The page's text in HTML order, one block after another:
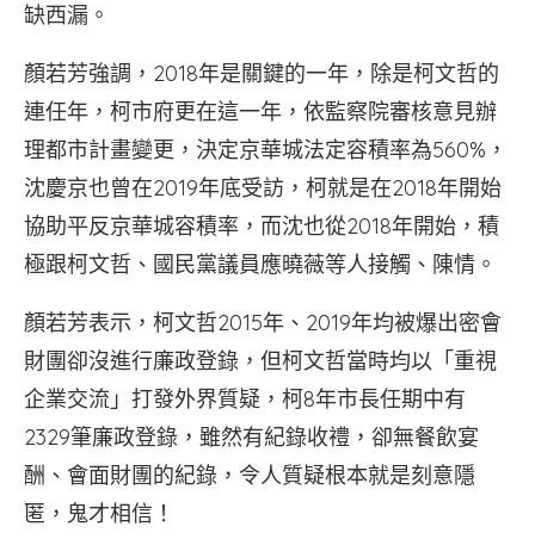
缺西漏。
顏若芳強調，2018年是關鍵的一年，除是柯文哲的
連任年，柯市府更在這一年，依監察院審核意見辦
理都市計畫變更，決定京華城法定容積率為560%，
沈慶京也曾在2019年底受訪，柯就是在2018年開始
協助平反京華城容積率，而沈也從2018年開始，積
極跟柯文哲、國民黨議員應曉薇等人接觸、陳情。
顏若芳表示，柯文哲2015年、2019年均被爆出密會
財團卻沒進行廉政登錄，但柯文哲當時均以「重視
企業交流」打發外界質疑，柯8年市長任期中有
2329筆廉政登錄，雖然有紀錄收禮，卻無餐飲宴
酬、會面財團的紀錄，令人質疑根本就是刻意隱
匿，鬼才相信！